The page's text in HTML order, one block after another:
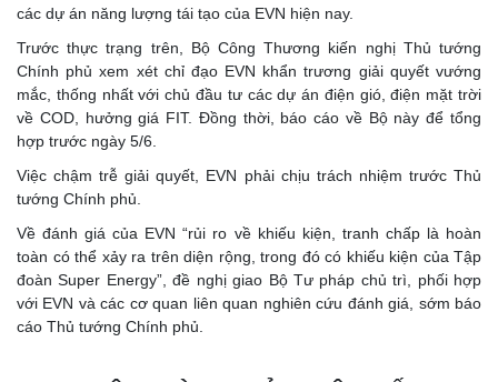
các dự án năng lượng tái tạo của EVN hiện nay.
Trước thực trạng trên, Bộ Công Thương kiến nghị Thủ tướng
Chính phủ xem xét chỉ đạo EVN khẩn trương giải quyết vướng
mắc, thống nhất với chủ đầu tư các dự án điện gió, điện mặt trời
về COD, hưởng giá FIT. Đồng thời, báo cáo về Bộ này để tổng
hợp trước ngày 5/6.
Việc chậm trễ giải quyết, EVN phải chịu trách nhiệm trước Thủ
tướng Chính phủ.
Về đánh giá của EVN “rủi ro về khiếu kiện, tranh chấp là hoàn
toàn có thể xảy ra trên diện rộng, trong đó có khiếu kiện của Tập
đoàn Super Energy”, đề nghị giao Bộ Tư pháp chủ trì, phối hợp
với EVN và các cơ quan liên quan nghiên cứu đánh giá, sớm báo
cáo Thủ tướng Chính phủ.